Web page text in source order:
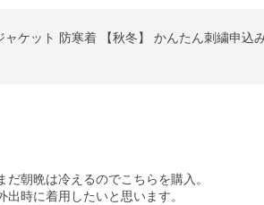
朝晩は冷えるのでこちらを購入。
時に着用したいと思います。